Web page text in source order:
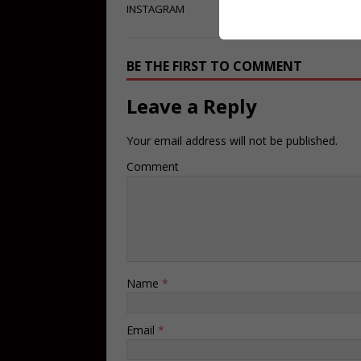
INSTAGRAM
BE THE FIRST TO COMMENT
Leave a Reply
Your email address will not be published.
Comment
Name *
Email *